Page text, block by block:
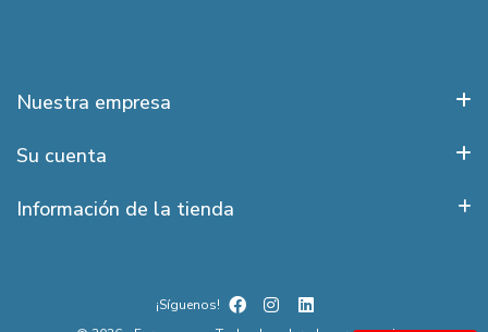
Nuestra empresa
Su cuenta
Información de la tienda
¡Síguenos!